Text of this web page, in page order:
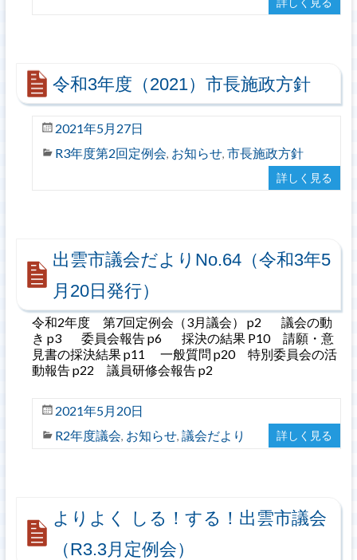
令和3年度（2021）市長施政方針
2021年5月27日
R3年度第2回定例会, お知らせ, 市長施政方針
詳しく見る
出雲市議会だよりNo.64（令和3年5
月20日発行）
令和2年度 第7回定例会（3月議会） p2 議会の動
き p3 委員会報告 p6 採決の結果 P10 請願・意
見書の採決結果 p11 一般質問 p20 特別委員会の活
動報告 p22 議員研修会報告 p2
2021年5月20日
R2年度議会, お知らせ, 議会だより 詳しく見る
よりよく しる！する！出雲市議会
（R3.3月定例会）